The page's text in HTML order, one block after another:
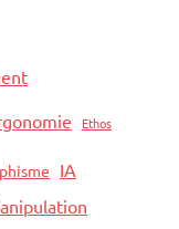
Ethos
IA